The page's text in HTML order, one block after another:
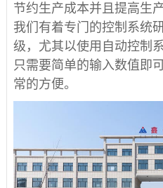
节约生产成本并且提高生
我们有着专门的控制系统
级，尤其以使用自动控制
只需要简单的输入数值即
常的方便。